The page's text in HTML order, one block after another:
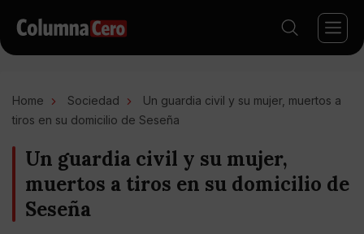
Home Sociedad
Un guardia civil y su mujer, muertos a
tiros en su domicilio de Seseña
Un guardia civil y su mujer,
muertos a tiros en su domicilio de
Seseña